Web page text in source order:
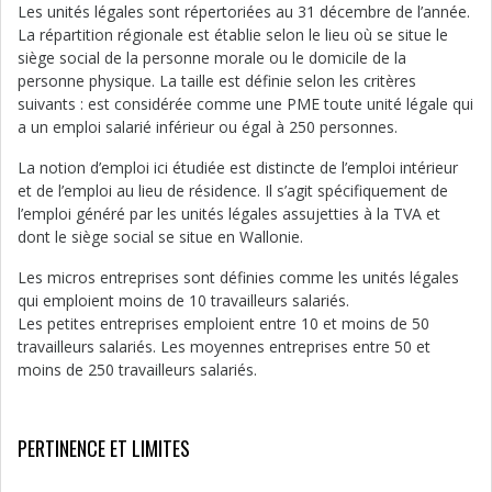
Les unités légales sont répertoriées au 31 décembre de l’année.
La répartition régionale est établie selon le lieu où se situe le
siège social de la personne morale ou le domicile de la
personne physique. La taille est définie selon les critères
suivants : est considérée comme une PME toute unité légale qui
a un emploi salarié inférieur ou égal à 250 personnes.
La notion d’emploi ici étudiée est distincte de l’emploi intérieur
et de l’emploi au lieu de résidence. Il s’agit spécifiquement de
l’emploi généré par les unités légales assujetties à la TVA et
dont le siège social se situe en Wallonie.
Les micros entreprises sont définies comme les unités légales
qui emploient moins de 10 travailleurs salariés.
Les petites entreprises emploient entre 10 et moins de 50
travailleurs salariés. Les moyennes entreprises entre 50 et
moins de 250 travailleurs salariés.
PERTINENCE ET LIMITES